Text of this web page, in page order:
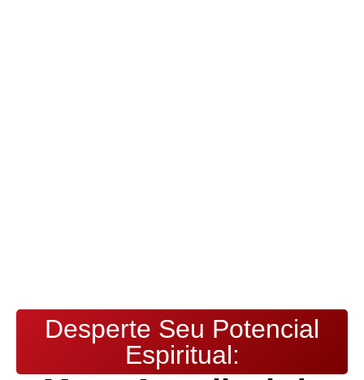
Desperte Seu Potencial
Espiritual: